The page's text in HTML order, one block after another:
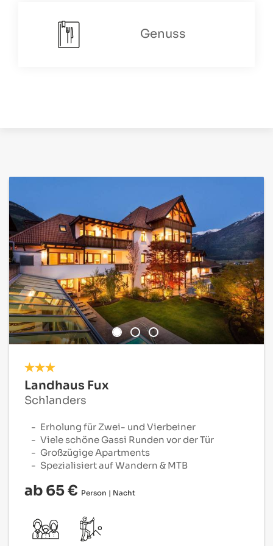
Genuss
Landhaus Fux
Schlanders
Erholung für Zwei- und Vierbeiner
Viele schöne Gassi Runden vor der Tür
Großzügige Apartments
Spezialisiert auf Wandern & MTB
ab 65 € Person | Nacht